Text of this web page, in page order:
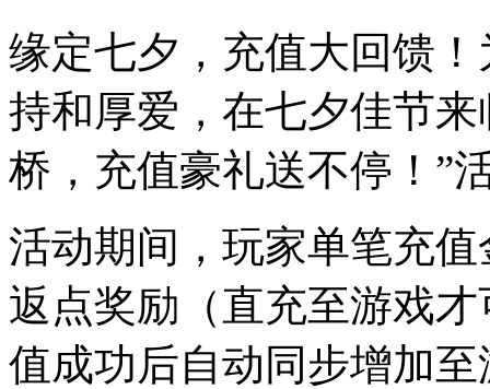
缘定七夕，充值大回馈
持和厚爱，在七夕佳节
桥，充值豪礼送不停！”
活动期间，玩家单笔充
返点奖励（直充至游戏
值成功后自动同步增加